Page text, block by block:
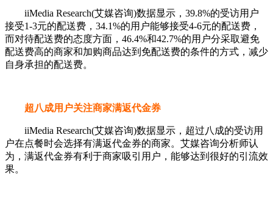
iiMedia Research(艾媒咨询)数据显示，39.8%的受访用户
接受1-3元的配送费，34.1%的用户能够接受4-6元的配送费，
而对待配送费的态度方面，46.4%和42.7%的用户分采取避免
配送费高的商家和加购商品达到免配送费的条件的方式，减少
自身承担的配送费。
超八成用户关注商家满返代金券
iiMedia Research(艾媒咨询)数据显示，超过八成的受访用
户在点餐时会选择有满返代金券的商家。艾媒咨询分析师认
为，满返代金券有利于商家吸引用户，能够达到很好的引流效
果。